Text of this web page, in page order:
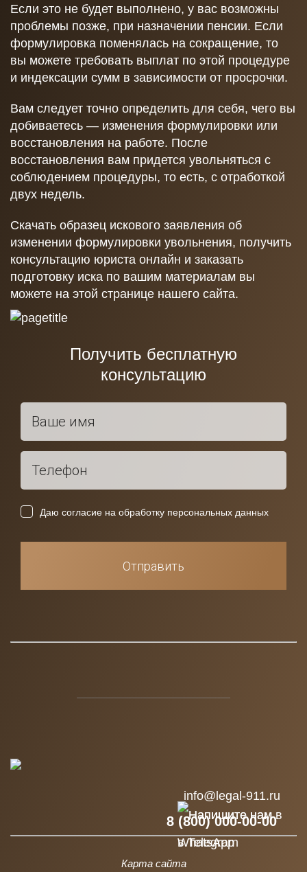
Если это не будет выполнено, у вас возможны
проблемы позже, при назначении пенсии. Если
формулировка поменялась на сокращение, то
вы можете требовать выплат по этой процедуре
и индексации сумм в зависимости от просрочки.
Вам следует точно определить для себя, чего вы
добиваетесь — изменения формулировки или
восстановления на работе. После
восстановления вам придется увольняться с
соблюдением процедуры, то есть, с отработкой
двух недель.
Скачать образец искового заявления об
изменении формулировки увольнения, получить
консультацию юриста онлайн и заказать
подготовку иска по вашим материалам вы
можете на этой странице нашего сайта.
Получить бесплатную
консультацию
Даю согласие на обработку персональных данных
Отправить
info@legal-911.ru
8 (800) 000-00-00
Карта сайта